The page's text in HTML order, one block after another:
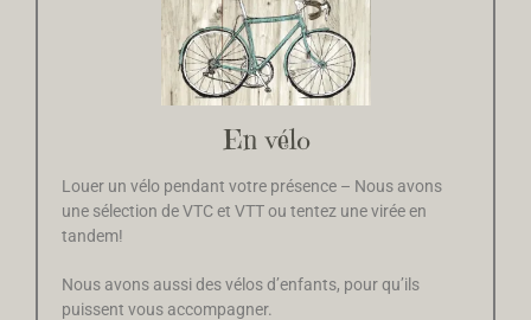
En vélo
Louer un vélo pendant votre présence – Nous avons
une sélection de VTC et VTT ou tentez une virée en
tandem!
Nous avons aussi des vélos d’enfants, pour qu’ils
puissent vous accompagner.